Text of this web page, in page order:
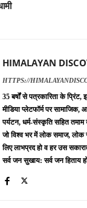
HIMALAYAN
HTTPS://
35 बर्षों से पत्रकारिता के
मीडिया प्लेटफॉर्म पर सामाजिक,
पर्यटन, धर्म-संस्कृति सहित तमाम
जो विश्व भर में लोक समाज,
लिए लाभप्रद हो व हर उस
सर्व जन सुखाय: सर्व जन हिताय